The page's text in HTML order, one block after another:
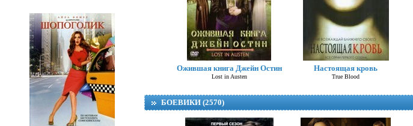
Ожившая книга Джейн Остин
Lost in Austen
Настоящая кровь
True Blood
БОЕВИКИ (2570)